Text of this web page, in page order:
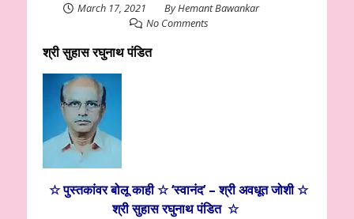
March 17, 2021 ByHemant Bawankar
No Comments
श्री सुहास रघुनाथ पंडित
☆ पुस्तकांवर बोलू काही ☆ ‘स्वानंद’ – श्री अवधूत जोशी ☆
श्री सुहास रघुनाथ पंडित ☆